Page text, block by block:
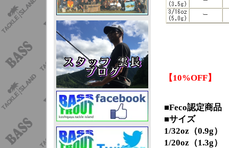
【10%OFF】
■Feco認定商品
■サイズ
1/32oz（0.9g）
1/20oz（1.3g）